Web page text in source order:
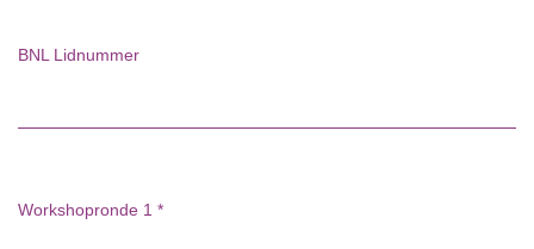
BNL Lidnummer
Workshopronde 1 *